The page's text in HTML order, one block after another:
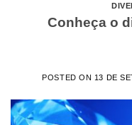
Conheça o
POSTED ON 13 DE